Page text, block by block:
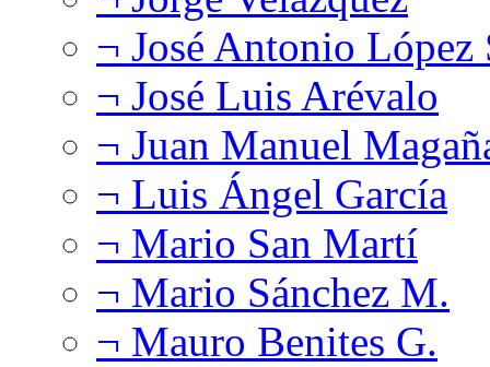
¬ José Antonio López
¬ José Luis Arévalo
¬ Juan Manuel
¬ Luis Ángel García
¬ Mario San Martí
¬ Mario Sánchez M.
¬ Mauro Benites G.